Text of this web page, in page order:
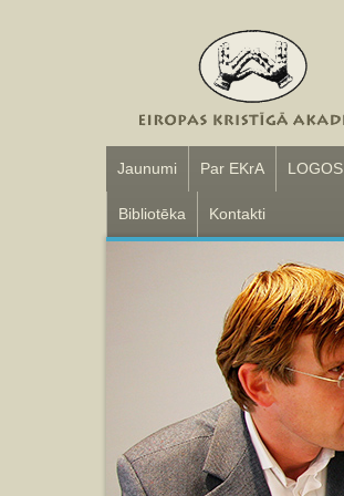
Jaunumi Par EKrA LOGOS
Bibliotēka Kontakti